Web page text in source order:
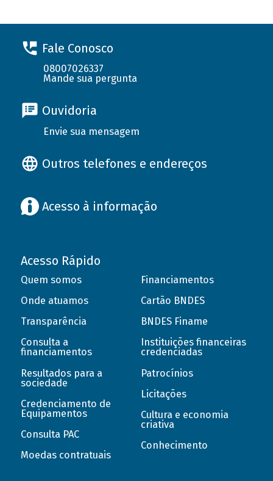
Fale Conosco
08007026337
Mande sua pergunta
Ouvidoria
Envie sua mensagem
Outros telefones e endereços
Acesso à informação
Acesso Rápido
Quem somos
Onde atuamos
Transparência
Consulta a
financiamentos
Resultados para a
sociedade
Credenciamento de
Equipamentos
Consulta PAC
Moedas contratuais
Financiamentos
Cartão BNDES
BNDES Finame
Instituições financeiras
credenciadas
Patrocínios
Licitações
Cultura e economia
criativa
Conhecimento